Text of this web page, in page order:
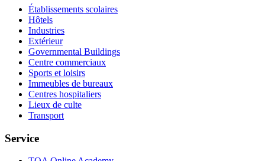
Établissements scolaires
Hôtels
Industries
Extérieur
Governmental Buildings
Centre commerciaux
Sports et loisirs
Immeubles de bureaux
Centres hospitaliers
Lieux de culte
Transport
Service